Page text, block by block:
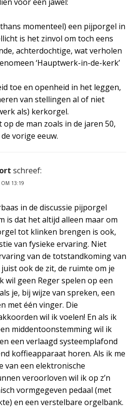
momenteel) een pijporgel in
is het zinvol om toch eens
achterdochtige, wat verholen
‘Hauptwerk-in-de-kerk’
toe en openheid in het leggen,
van stellingen al of niet
als) kerkorgel.
op de man zoals in de jaren 50,
vorige eeuw.
schreef:
OM 13:19
in de discussie pijporgel
is dat het altijd alleen maar om
tot klinken brengen is ook,
van fysieke ervaring. Niet
van de totstandkoming van
ook de zit, de ruimte om je
wil geen Reger spelen op een
je, bij wijze van spreken, een
met één vinger. Die
wil ik voelen! En als ik
middentoonstemming wil ik
een verlaagd systeemplafond
koffieapparaat horen. Als ik me
van een elektronische
veroorloven wil ik op z’n
vormgegeven pedaal (met
en een verstelbare orgelbank.